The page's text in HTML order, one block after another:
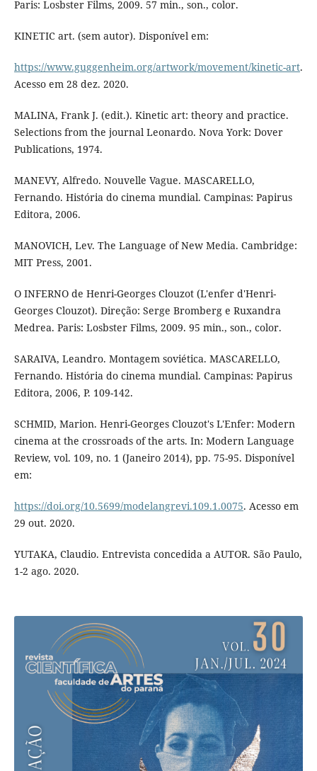
Paris: Losbster Films, 2009. 57 min., son., color.
KINETIC art. (sem autor). Disponível em:
https://www.guggenheim.org/artwork/movement/kinetic-art.
Acesso em 28 dez. 2020.
MALINA, Frank J. (edit.). Kinetic art: theory and practice.
Selections from the journal Leonardo. Nova York: Dover
Publications, 1974.
MANEVY, Alfredo. Nouvelle Vague. MASCARELLO,
Fernando. História do cinema mundial. Campinas: Papirus
Editora, 2006.
MANOVICH, Lev. The Language of New Media. Cambridge:
MIT Press, 2001.
O INFERNO de Henri-Georges Clouzot (L'enfer d'Henri-
Georges Clouzot). Direção: Serge Bromberg e Ruxandra
Medrea. Paris: Losbster Films, 2009. 95 min., son., color.
SARAIVA, Leandro. Montagem soviética. MASCARELLO,
Fernando. História do cinema mundial. Campinas: Papirus
Editora, 2006, P. 109-142.
SCHMID, Marion. Henri-Georges Clouzot's L'Enfer: Modern
cinema at the crossroads of the arts. In: Modern Language
Review, vol. 109, no. 1 (Janeiro 2014), pp. 75-95. Disponível
em:
https://doi.org/10.5699/modelangrevi.109.1.0075. Acesso em
29 out. 2020.
YUTAKA, Claudio. Entrevista concedida a AUTOR. São Paulo,
1-2 ago. 2020.